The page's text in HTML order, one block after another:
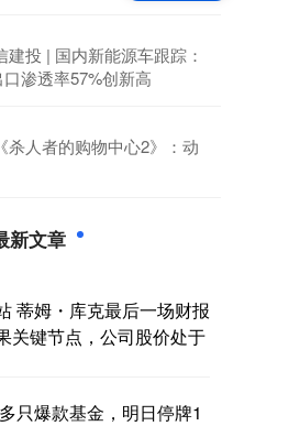
投 | 国内新能源车跟踪：
渗透率57%创新高
杀人者的购物中心2》：动
新文章
蒂姆・库克最后一场财报
关键节点，公司股价处于
只爆款基金，明日停牌1